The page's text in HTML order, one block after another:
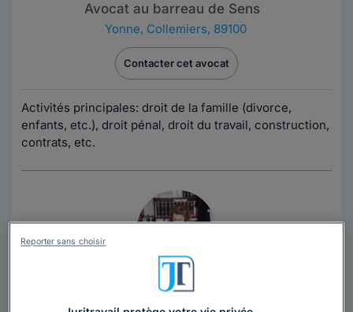
Avocat au barreau de Sens
Yonne, Collemiers, 89100
Contacter cet avocat
Activités principales: droit de la famille (divorce,
enfants, etc.), droit pénal, droit du travail, construction,
contrats, etc.
Maître Anne-Cécile GUIGNARD
Reporter sans choisir